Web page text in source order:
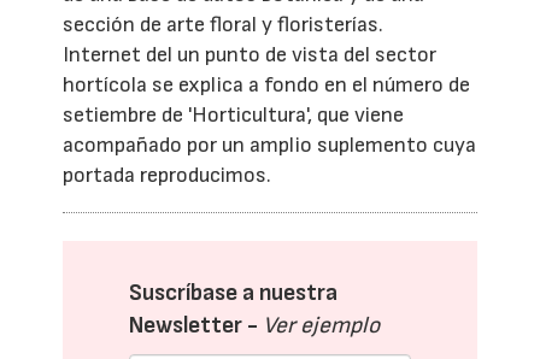
sección de arte floral y floristerías.
Internet del un punto de vista del sector
hortícola se explica a fondo en el número de
setiembre de 'Horticultura', que viene
acompañado por un amplio suplemento cuya
portada reproducimos.
Suscríbase a nuestra
Newsletter - Ver ejemplo